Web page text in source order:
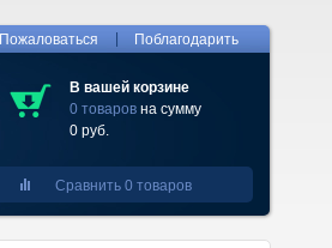
Пожаловаться Поблагодарить
В вашей корзине
0 товаров на сумму
0 руб.
Сравнить 0 товаров